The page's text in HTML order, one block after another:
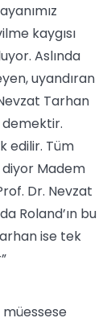
kaygısı
Aslında
uyandıran
Tarhan
demektir.
edilir. Tüm
diyor Madem
Dr. Nevzat
Roland’ın bu
ise tek